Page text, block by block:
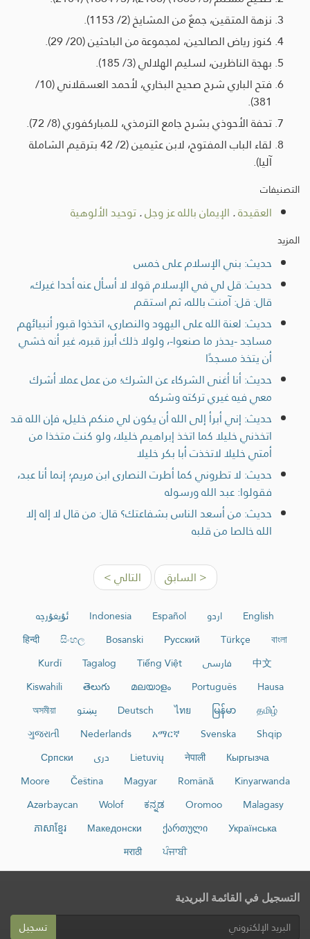
نزهة المتقين، جمعٌ من المشايخ (2/ 1153).
كنوز رياض الصالحين، لمجموعة من الباحثين (20/ 29).
بهجة الناظرين، لسليم الهلالي (3/ 185).
فتح الباري شرح صحيح البخاري، لأحمد العسقلاني (10/
381).
تحفة الأحوذي بشرح جامع الترمذي، للمباركفوري (8/ 72).
لقاء الباب المفتوح، لابن عثيمين (2/ 42 بترقيم الشاملة
آليا).
التصنيفات
العقيدة. الإيمان بالله عز وجل.توحيد الألوهية
المزيد
حديث: بني الإسلام على خمس
حديث: قل لي في الإسلام قولا لا أسأل عنه أحدا غيرك،
قال: قل: آمنت بالله، ثم استقم
حديث: لعنة الله على اليهود والنصارى، اتخذوا قبور أنبيائهم
مساجد -يحذر ما صنعوا-، ولولا ذلك أبرز قبره، غير أنه خشي
أن يتخذ مسجدًا
حديث: أنا أغنى الشركاء عن الشرك؛ من عمل عملا أشرك
معي فيه غيري تركته وشركه
حديث: إني أبرأ إلى الله أن يكون لي منكم خليل، فإن الله قد
اتخذني خليلا كما اتخذ إبراهيم خليلا، ولو كنت متخذا من
أمتي خليلا لاتخذت أبا بكر خليلا
حديث: لا تطروني كما أطرت النصارى ابن مريم؛ إنما أنا عبد،
فقولوا: عبد الله ورسوله
حديث: من أسعد الناس بشفاعتك؟ قال: من قال لا إله إلا
الله خالصا من قلبه
< السابق التالي >
English اردو Español
Indonesia
ئۇيغۇرچە
বাংলা
Türkçe
Русский
Bosanski
සිංහල
हिन्दी
中文
فارسی Tiếng Việt
Tagalog
Kurdî
Hausa
Português
മലയാളം
తెలుగు
Kiswahili
தமிழ்
မြန်မာ
ไทย
Deutsch پښتو
অসমীয়া
Shqip
Svenska
አማርኛ
Nederlands
ગુજરાતી
Кыргызча
नेपाली
Lietuvių دری
Српски
Kinyarwanda
Română
Magyar
Čeština
Moore
Malagasy
Oromoo
ಕನ್ನಡ
Wolof
Azərbaycan
Українська
ქართული
Македонски
ភាសាខ្មែរ
ਪੰਜਾਬੀ
मराठी
التسجيل في القائمة البريدية
تسجيل